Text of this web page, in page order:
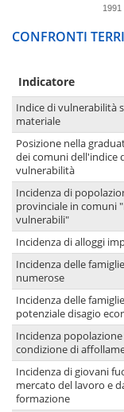
1991
CONFRONTI
Indicatore
Indice di vulnerabilità
materiale
Posizione nella
dei comuni dell'indice
vulnerabilità
Incidenza di
provinciale in comuni
vulnerabili"
Incidenza di alloggi
Incidenza delle famiglie
numerose
Incidenza delle
potenziale disagio
Incidenza popolazione
condizione di
Incidenza di giovani
mercato del lavoro e
formazione